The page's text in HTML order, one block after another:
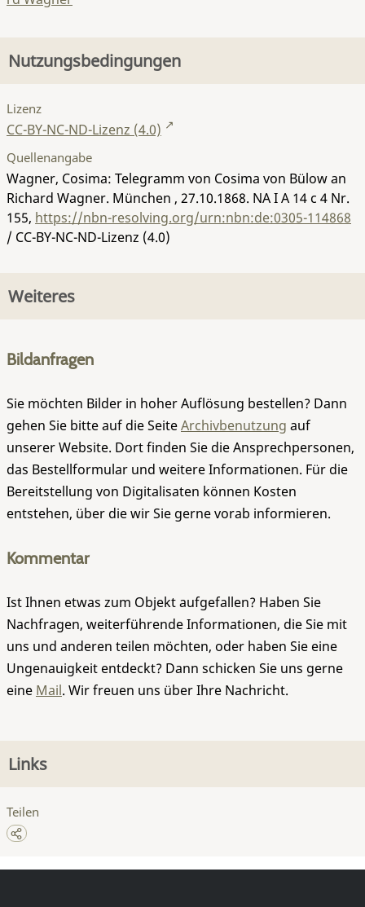
Nutzungsbedingungen
Lizenz
CC-BY-NC-ND-Lizenz (4.0)
Quellenangabe
Wagner, Cosima: Telegramm von Cosima von Bülow an
Richard Wagner. München , 27.10.1868. NA I A 14 c 4 Nr.
155, https://nbn-resolving.org/urn:nbn:de:0305-114868
/ CC-BY-NC-ND-Lizenz (4.0)
Weiteres
Bildanfragen
Sie möchten Bilder in hoher Auflösung bestellen? Dann
gehen Sie bitte auf die SeiteArchivbenutzung auf
unserer Website. Dort finden Sie die Ansprechpersonen,
das Bestellformular und weitere Informationen. Für die
Bereitstellung von Digitalisaten können Kosten
entstehen, über die wir Sie gerne vorab informieren.
Kommentar
Ist Ihnen etwas zum Objekt aufgefallen? Haben Sie
Nachfragen, weiterführende Informationen, die Sie mit
uns und anderen teilen möchten, oder haben Sie eine
Ungenauigkeit entdeckt? Dann schicken Sie uns gerne
eine Mail. Wir freuen uns über Ihre Nachricht.
Links
Teilen